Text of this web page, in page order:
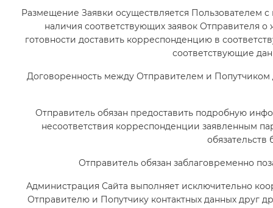
Размещение Заявки осуществляется Пользователем
наличия соответствующих заявок Отправителя
готовности доставить корреспонденцию в
соответствующие
Договоренность между Отправителем и Попутчиком
Отправитель обязан предоставить подробную
несоответствия корреспонденции заявленным
обязательств
Отправитель обязан заблаговременно
Администрация Сайта выполняет исключительно
Отправителю и Попутчику контактных данных друг